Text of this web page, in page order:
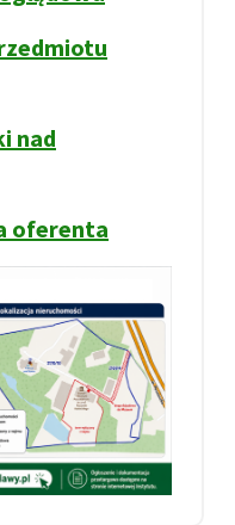
nad
oferenta